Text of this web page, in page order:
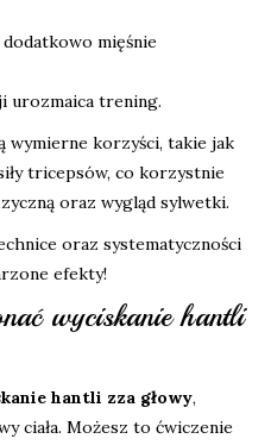
mięśnie
urozmaica trening.
wymierne korzyści, takie jak
tricepsów, co korzystnie
oraz wygląd sylwetki.
oraz systematyczności
efekty!
wyciskanie hantli
hantli zza głowy,
ciała. Możesz to ćwiczenie